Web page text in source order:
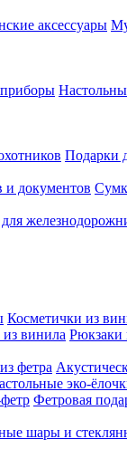
аксессуары
Подарки
и документов
Косметички из
винила Рюкзаки
фетра
эко-
Фетровая
шары и